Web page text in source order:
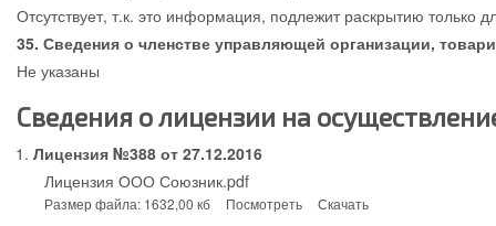
Отсутствует, т.к. это информация, подлежит раскрытию только
Сведения о членстве управляющей организации,
Не указаны
Сведения о лицензии на
Лицензия №388 от 27.12.2016
Лицензия ООО Союзник.pdf
Размер файла: 1632,00 кб Посмотреть Скачать